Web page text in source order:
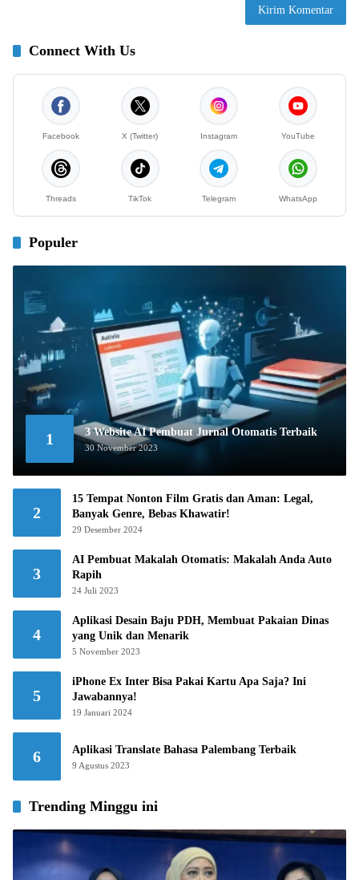
Connect With Us
Facebook X (Twitter) Instagram YouTube
Threads TikTok Telegram WhatsApp
Populer
1 3 Website AI Pembuat Jurnal Otomatis Terbaik
30 November 2023
2
15 Tempat Nonton Film Gratis dan Aman: Legal,
Banyak Genre, Bebas Khawatir!
29 Desember 2024
3
AI Pembuat Makalah Otomatis: Makalah Anda Auto
Rapih
24 Juli 2023
4
Aplikasi Desain Baju PDH, Membuat Pakaian Dinas
yang Unik dan Menarik
5 November 2023
5
iPhone Ex Inter Bisa Pakai Kartu Apa Saja? Ini
Jawabannya!
19 Januari 2024
6 Aplikasi Translate Bahasa Palembang Terbaik
9 Agustus 2023
Trending Minggu ini